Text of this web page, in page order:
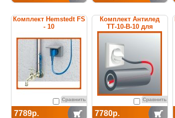
Комплект Hemstedt FS
- 10
Сравнить
7789р.
Комплект Антилед
ТТ-10-В-10 для
обогрева труб
Сравнить
7780р.